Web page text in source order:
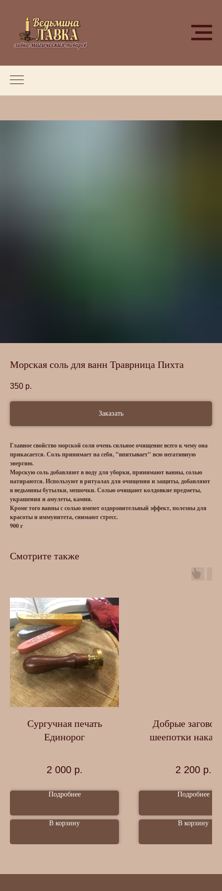
Морская соль для ванн Траврница Пихта
350 р.
Заказать
Главное свойство морской соли очень сильное очищение всего к чему она
прикасается. Соль принимает на себя, "впитывает" всю негативную
энергию.
Морскую соль добавляют в воду для уборки, принимают ванны, солью
натираются. Используют в ритуалах для очищения и защиты, добавляют
в ведьмины бутылки, мешочки. Солью очищают колдовкие предметы,
украшения и амулеты, камни.
Кроме того ванны с солью имеют оздоровительный эффект, полезны для
красоты и иммунитета, снимают стресс.
900 г
Смотрите также
Сургучная печать
Единорог
2 000 р.
Подробнее
В корзину
Добрые
шеепотки
2 200 р.
Подробнее
В корзину